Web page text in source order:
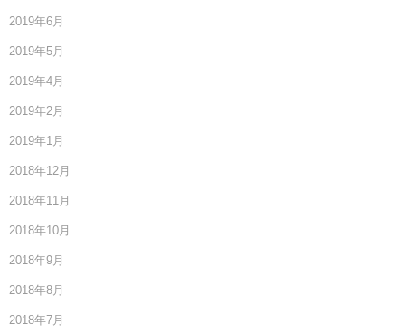
2019年6月
2019年5月
2019年4月
2019年2月
2019年1月
2018年12月
2018年11月
2018年10月
2018年9月
2018年8月
2018年7月